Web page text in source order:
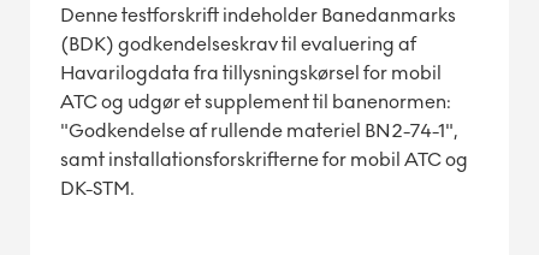
Denne testforskrift indeholder Banedanmarks
(BDK) godkendelseskrav til evaluering af
Havarilogdata fra tillysningskørsel for mobil
ATC og udgør et supplement til banenormen:
"Godkendelse af rullende materiel BN2-74-1",
samt installationsforskrifterne for mobil ATC og
DK-STM.